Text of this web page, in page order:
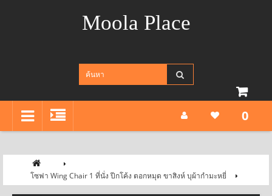
Moola Place
0
โซฟา Wing Chair 1 ที่นั่ง ปีกโค้ง ตอกหมุด ขาสิงห์ บุผ้ากำมะหยี่